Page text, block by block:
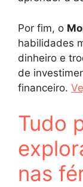
Por fim, o
habilidades
dinheiro e
de
financeiro.
Tudo
nas